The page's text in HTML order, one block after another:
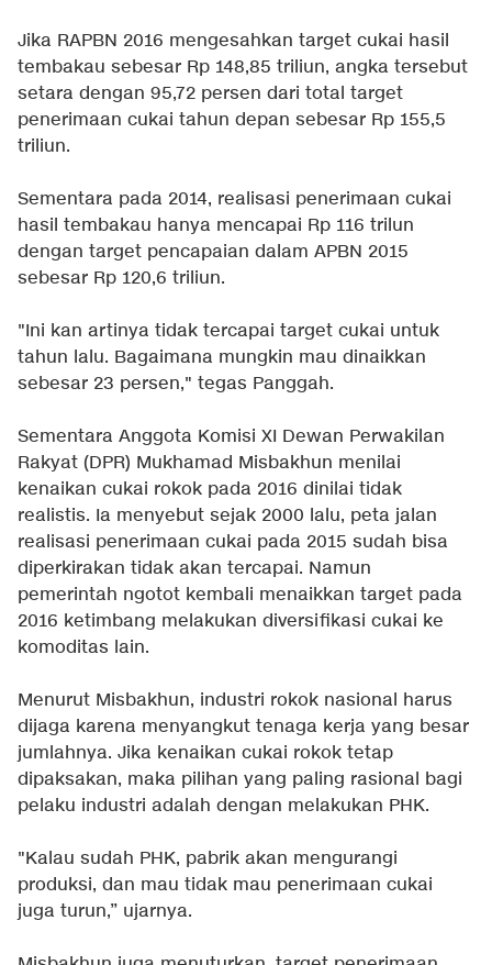
Jika RAPBN 2016 mengesahkan target cukai hasil
tembakau sebesar Rp 148,85 triliun, angka tersebut
setara dengan 95,72 persen dari total target
penerimaan cukai tahun depan sebesar Rp 155,5
triliun.
Sementara pada 2014, realisasi penerimaan cukai
hasil tembakau hanya mencapai Rp 116 trilun
dengan target pencapaian dalam APBN 2015
sebesar Rp 120,6 triliun.
"Ini kan artinya tidak tercapai target cukai untuk
tahun lalu. Bagaimana mungkin mau dinaikkan
sebesar 23 persen," tegas Panggah.
Sementara Anggota Komisi XI Dewan Perwakilan
Rakyat (DPR) Mukhamad Misbakhun menilai
kenaikan cukai rokok pada 2016 dinilai tidak
realistis. Ia menyebut sejak 2000 lalu, peta jalan
realisasi penerimaan cukai pada 2015 sudah bisa
diperkirakan tidak akan tercapai. Namun
pemerintah ngotot kembali menaikkan target pada
2016 ketimbang melakukan diversifikasi cukai ke
komoditas lain.
Menurut Misbakhun, industri rokok nasional harus
dijaga karena menyangkut tenaga kerja yang besar
jumlahnya. Jika kenaikan cukai rokok tetap
dipaksakan, maka pilihan yang paling rasional bagi
pelaku industri adalah dengan melakukan PHK.
"Kalau sudah PHK, pabrik akan mengurangi
produksi, dan mau tidak mau penerimaan cukai
juga turun,” ujarnya.